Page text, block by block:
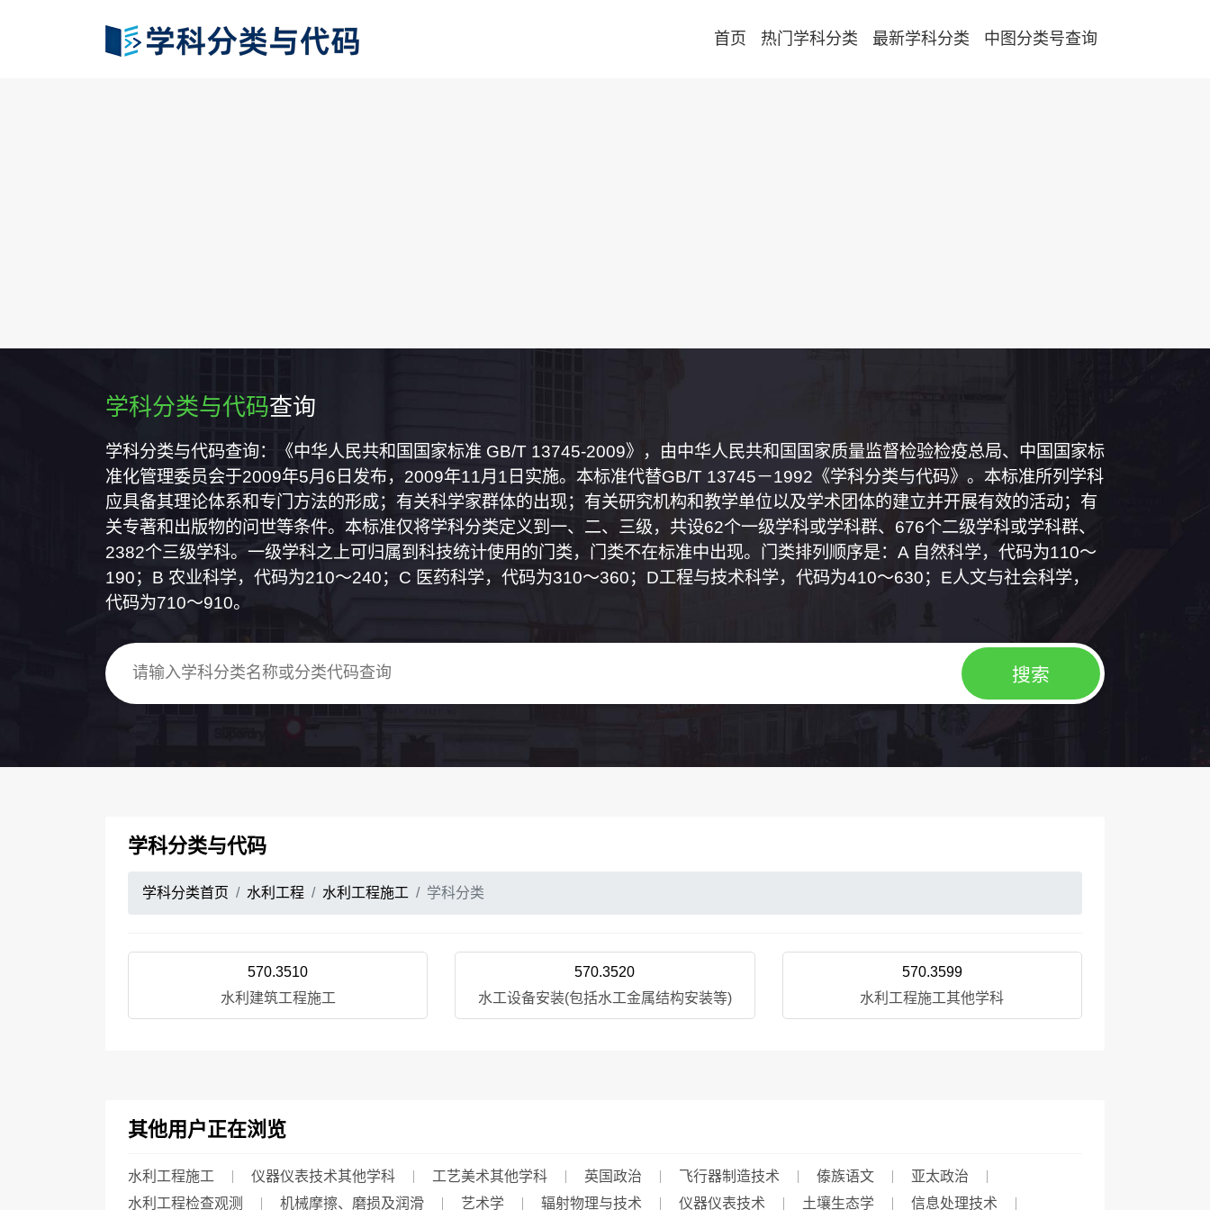
首页 热门学科分类 最新学科分类 中图分类号查询
学科分类与代码查询
学科分类与代码查询：《中华人民共和国国家标准 GB/T 13745-2009》，由中华人民共和国国家质量监督检验检疫总局、中国国家标
准化管理委员会于2009年5月6日发布，2009年11月1日实施。本标准代替GB/T 13745－1992《学科分类与代码》。本标准所列学科
应具备其理论体系和专门方法的形成；有关科学家群体的出现；有关研究机构和教学单位以及学术团体的建立并开展有效的活动；有
关专著和出版物的问世等条件。本标准仅将学科分类定义到一、二、三级，共设62个一级学科或学科群、676个二级学科或学科群、
2382个三级学科。一级学科之上可归属到科技统计使用的门类，门类不在标准中出现。门类排列顺序是：A 自然科学，代码为110～
190；B 农业科学，代码为210～240；C 医药科学，代码为310～360；D工程与技术科学，代码为410～630；E人文与社会科学，
代码为710～910。
学科分类与代码
学科分类首页 水利工程 水利工程施工 学科分类
570.3510
水利建筑工程施工
570.3520
水工设备安装(包括水工金属结构安装等)
570.3599
水利工程施工其他学科
其他用户正在浏览
水利工程施工 仪器仪表技术其他学科 工艺美术其他学科 英国政治 飞行器制造技术 傣族语文
亚太政治
水利工程检查观测
机械摩擦、磨损及润滑 艺术学 辐射物理与技术 仪器仪表技术 土壤生态学 信息处理技术